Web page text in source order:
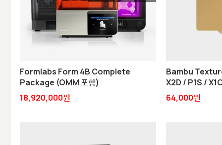
Formlabs Form 4B Complete
Package (OMM 포함)
18,920,000원
Bambu
X2D / P1S /
64,000원